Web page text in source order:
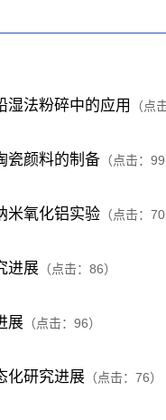
湿法粉碎中的应用 （点
瓷颜料的制备 （点击： 99
米氧化铝实验 （点击： 70
进展 （点击： 86）
展 （点击： 96）
化研究进展 （点击： 76）